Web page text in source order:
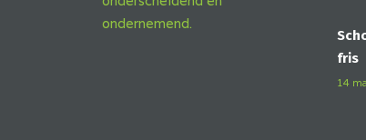
ondernemend.
fris
14